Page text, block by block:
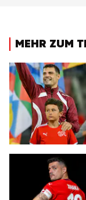
MEHR ZUM